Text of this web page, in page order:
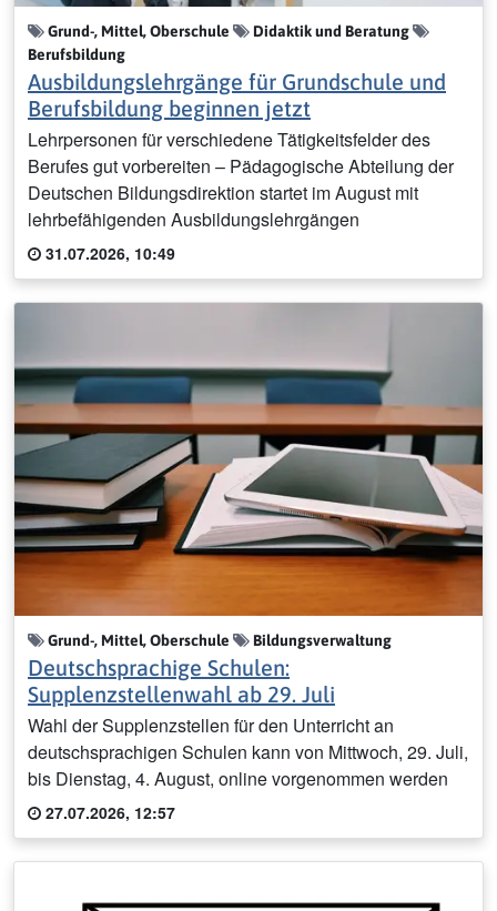
Grund-, Mittel, Oberschule
Didaktik und Beratung
Berufsbildung
Ausbildungslehrgänge für Grundschule und
Berufsbildung beginnen jetzt
Lehrpersonen für verschiedene Tätigkeitsfelder des
Berufes gut vorbereiten – Pädagogische Abteilung der
Deutschen Bildungsdirektion startet im August mit
lehrbefähigenden Ausbildungslehrgängen
31.07.2026, 10:49
Grund-, Mittel, Oberschule Bildungsverwaltung
Deutschsprachige Schulen:
Supplenzstellenwahl ab 29. Juli
Wahl der Supplenzstellen für den Unterricht an
deutschsprachigen Schulen kann von Mittwoch, 29. Juli,
bis Dienstag, 4. August, online vorgenommen werden
27.07.2026, 12:57